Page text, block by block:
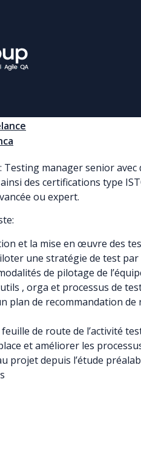
Testing manager senior avec
des certifications type
ou expert.
et la mise en œuvre des
une stratégie de test
de pilotage de
, orga et processus de
plan de recommandation de
de route de l’activité
et améliorer les
projet depuis l’étude